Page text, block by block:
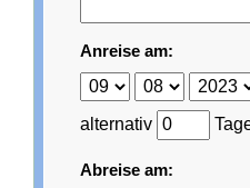
Anreise am:
alternativ
Abreise am: